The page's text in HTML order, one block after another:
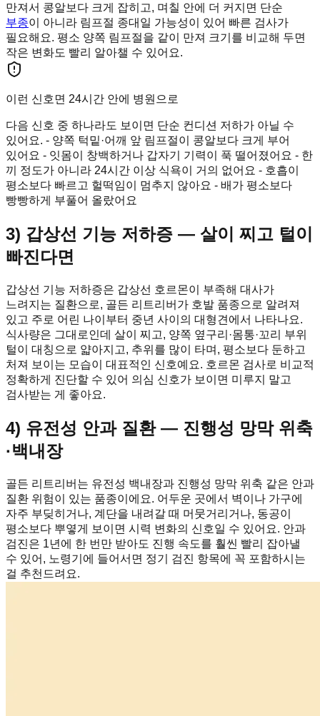
만져서 콩알보다 크게 잡히고, 며칠 안에 더 커지면 단순
부종이 아니라 림프절 종대일 가능성이 있어 빠른 검사가
필요해요. 평소 양쪽 림프절을 같이 만져 크기를 비교해 두면
작은 변화도 빨리 알아챌 수 있어요.
이런 신호면 24시간 안에 병원으로
다음 신호 중 하나라도 보이면 단순 컨디션 저하가 아닐 수
있어요. - 양쪽 턱밑·어깨 앞 림프절이 콩알보다 크게 부어
있어요 - 잇몸이 창백하거나 갑자기 기력이 푹 떨어졌어요 - 한
끼 정도가 아니라 24시간 이상 식욕이 거의 없어요 - 호흡이
평소보다 빠르고 헐떡임이 멈추지 않아요 - 배가 평소보다
빵빵하게 부풀어 올랐어요
3) 갑상선 기능 저하증 — 살이 찌고 털이
빠진다면
갑상선 기능 저하증은 갑상선 호르몬이 부족해 대사가
느려지는 질환으로, 골든 리트리버가 호발 품종으로 알려져
있고 주로 어린 나이부터 중년 사이의 대형견에서 나타나요.
식사량은 그대로인데 살이 찌고, 양쪽 옆구리·몸통·꼬리 부위
털이 대칭으로 얇아지고, 추위를 많이 타며, 평소보다 둔하고
처져 보이는 모습이 대표적인 신호예요. 호르몬 검사로 비교적
정확하게 진단할 수 있어 의심 신호가 보이면 미루지 말고
검사받는 게 좋아요.
4) 유전성 안과 질환 — 진행성 망막 위축
·백내장
골든 리트리버는 유전성 백내장과 진행성 망막 위축 같은 안과
질환 위험이 있는 품종이에요. 어두운 곳에서 벽이나 가구에
자주 부딪히거나, 계단을 내려갈 때 머뭇거리거나, 동공이
평소보다 뿌옇게 보이면 시력 변화의 신호일 수 있어요. 안과
검진은 1년에 한 번만 받아도 진행 속도를 훨씬 빨리 잡아낼
수 있어, 노령기에 들어서면 정기 검진 항목에 꼭 포함하시는
걸 추천드려요.